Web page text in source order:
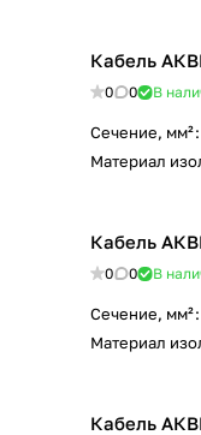
Кабель
0 0 В
Сечение, мм²:
Материал
Кабель
0 0 В
Сечение, мм²:
Материал
Кабель